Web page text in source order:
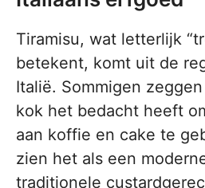
Tiramisu, wat letterlijk
betekent, komt uit de
Italië. Sommigen
kok het bedacht heeft
aan koffie en cake te
zien het als een
traditionele